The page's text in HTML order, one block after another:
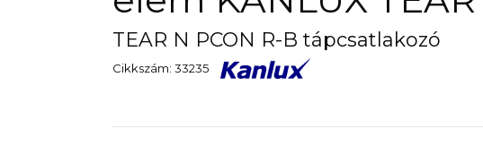
TEAR N PCON R-B tápcsatlakozó
Cikkszám: 33235